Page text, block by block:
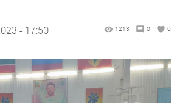
- 17:50 1213 0 0